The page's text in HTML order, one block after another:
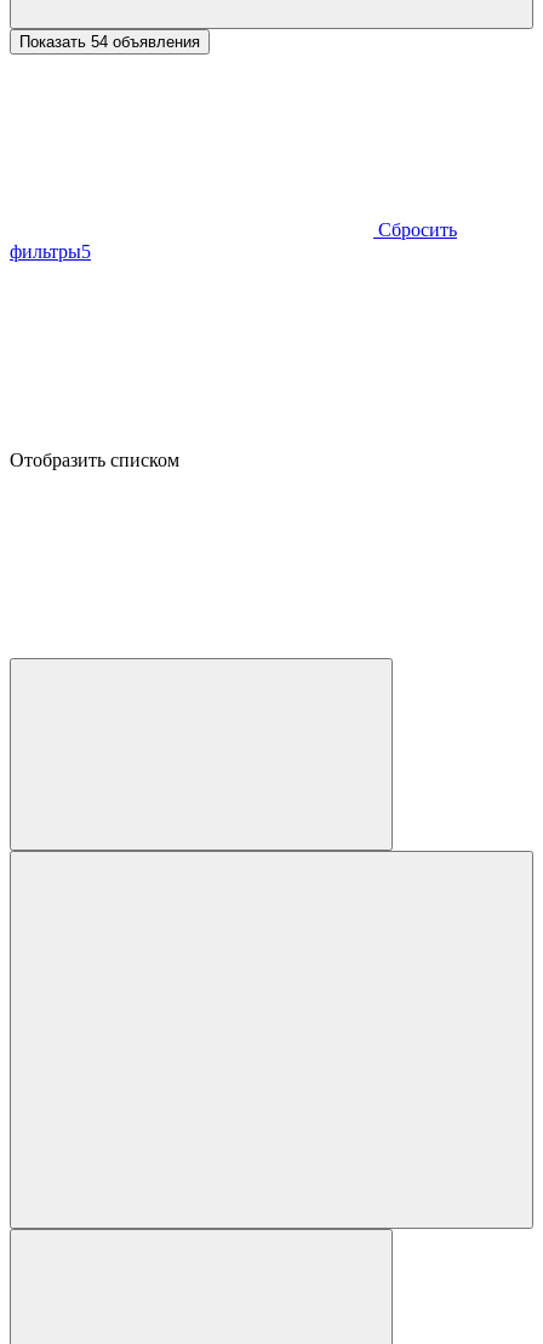
Показать 54 объявления
Сбросить
фильтры5
Отобразить списком